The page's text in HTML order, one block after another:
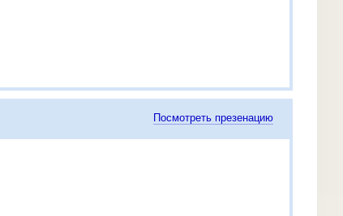
Посмотреть презенацию